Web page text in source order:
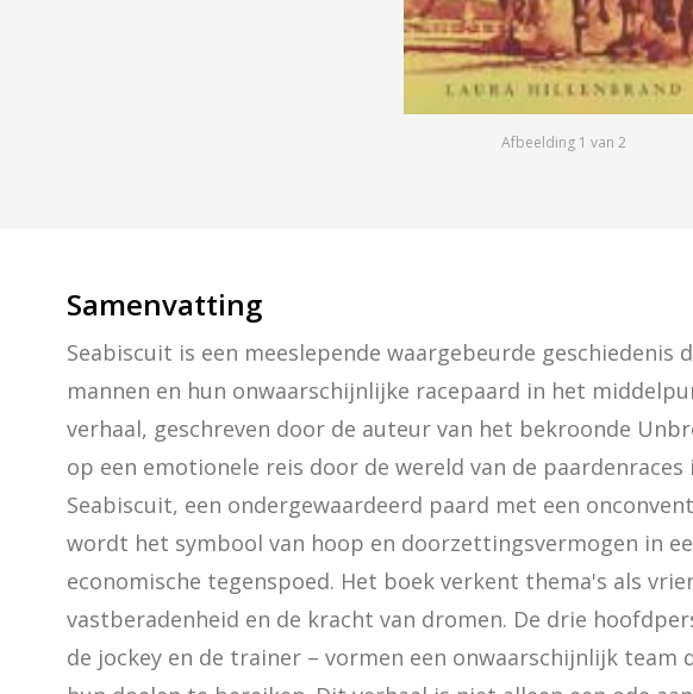
Afbeelding 1 van 2
Samenvatting
Seabiscuit is een meeslepende waargebeurde geschiedenis
mannen en hun onwaarschijnlijke racepaard in het
verhaal, geschreven door de auteur van het bekroonde
op een emotionele reis door de wereld van de
Seabiscuit, een ondergewaardeerd paard met een
wordt het symbool van hoop en doorzettingsvermogen in
economische tegenspoed. Het boek verkent thema's als
vastberadenheid en de kracht van dromen. De drie
de jockey en de trainer – vormen een onwaarschijnlijk team